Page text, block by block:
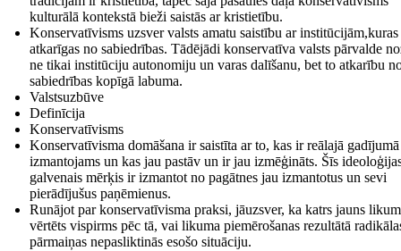
kulturālā kontekstā bieži saistās ar kristietību.
Konservatīvisms uzsver valsts amatu saistību ar
atkarīgas no sabiedrības. Tādējādi konservatīva valsts pārvalde
ne tikai institūciju autonomiju un varas dalīšanu, bet to atkarību
sabiedrības kopīgā labuma.
Valstsuzbūve
Definīcija
Konservatīvisms
Konservatīvisma domāšana ir saistīta ar to, kas ir reālajā gadījumā
izmantojams un kas jau pastāv un ir jau izmēģināts. Šīs
galvenais mērķis ir izmantot no pagātnes jau izmantotus un sevi
pierādījušus paņēmienus.
Runājot par konservatīvisma praksi, jāuzsver, ka katrs jauns
vērtēts vispirms pēc tā, vai likuma piemērošanas rezultātā
pārmaiņas nepasliktinās esošo situāciju.